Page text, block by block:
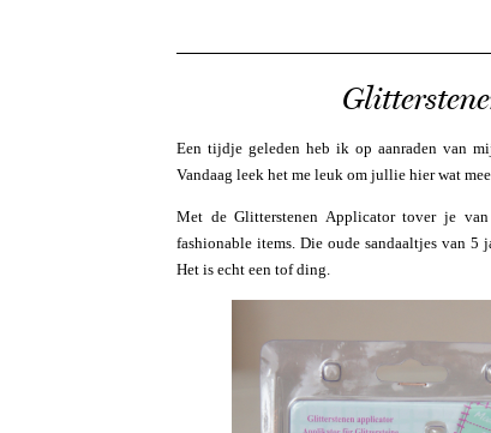
Een tijdje geleden heb ik op aanraden van
Vandaag leek het me leuk om jullie hier wat
Met de Glitterstenen Applicator tover je
fashionable items. Die oude sandaaltjes van
Het is echt een tof ding.